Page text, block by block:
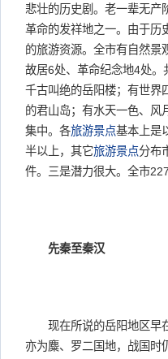
悲壮的历史剧。老一辈无产
革命的发祥地之一。由于历
的旅游资源。全市有自然景
故居6处、革命纪念地4处
千古叫绝的岳阳楼；有世界
的君山岛；有水天一色、风
集中。各旅游景点基本上是
半以上，其它旅游景点分布
件。三是潜力很大。全市
先秦至秦汉
现在所说的岳阳地区早在
亦为麋、罗二国地，战国时